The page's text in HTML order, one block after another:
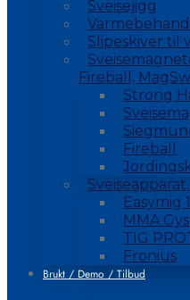
Sveisejigg
Slipeskiver til
Fireball,
Strong
Fireball
Easymig
MMA
TIG
Fronius
Brukt / Demo / Tilbud